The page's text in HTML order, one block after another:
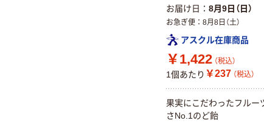
お届け日
8月9日（日）
お急ぎ便 8月8日（土）
アスクル在庫商品
￥1,422 （税込）
1個あたり ￥237 （税込）
果実にこだわったフルー
さNo.1のど飴